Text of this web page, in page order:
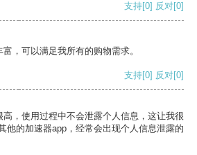
支持[0] 反对[0]
，可以满足我所有的购物需求。
支持[0] 反对[0]
，使用过程中不会泄露个人信息，这让我很
他的加速器app，经常会出现个人信息泄露的